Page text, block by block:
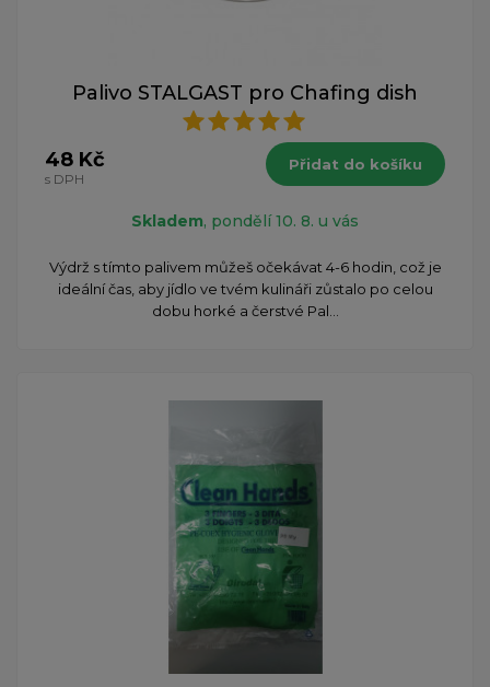
Palivo STALGAST pro Chafing dish
48 Kč
s DPH
Přidat do košíku
Skladem, pondělí 10. 8. u vás
Výdrž s tímto palivem můžeš očekávat 4-6 hodin, což je
ideální čas, aby jídlo ve tvém kulináři zůstalo po celou
dobu horké a čerstvé Pal...